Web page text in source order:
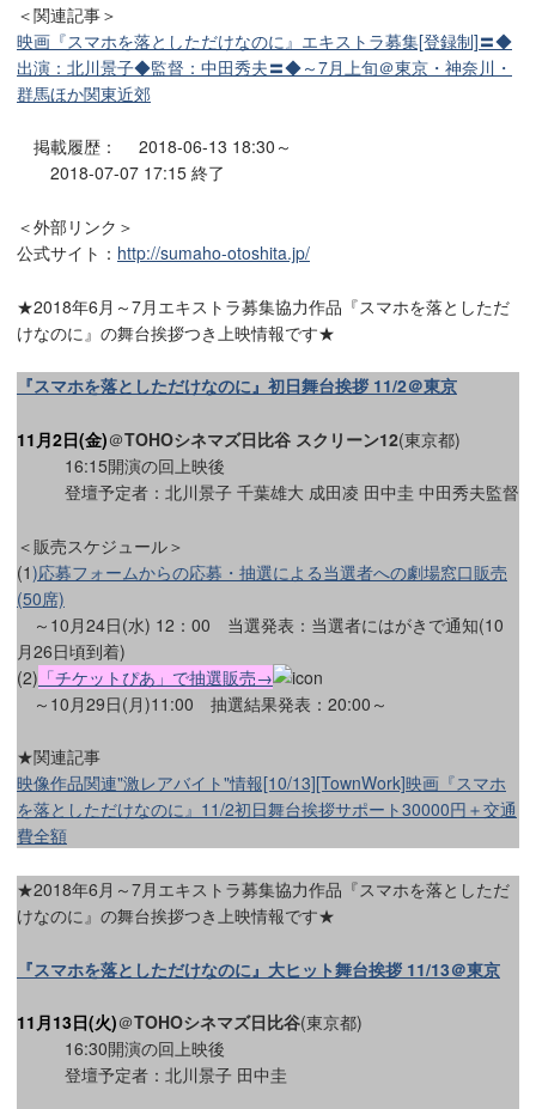
＜関連記事＞
映画『スマホを落としただけなのに』エキストラ募集[登録制]〓◆
出演：北川景子◆監督：中田秀夫〓◆～7月上旬＠東京・神奈川・
群馬ほか関東近郊
掲載履歴： 2018-06-13 18:30～
2018-07-07 17:15 終了
＜外部リンク＞
公式サイト： http://sumaho-otoshita.jp/
★2018年6月～7月エキストラ募集協力作品『スマホを落としただ
けなのに』の舞台挨拶つき上映情報です★
『スマホを落としただけなのに』初日舞台挨拶 11/2＠東京
11月2日(金)＠TOHOシネマズ日比谷 スクリーン12(東京都)
16:15開演の回上映後
登壇予定者：北川景子 千葉雄大 成田凌 田中圭 中田秀夫監督
＜販売スケジュール＞
(1)応募フォームからの応募・抽選による当選者への劇場窓口販売
(50席)
～10月24日(水) 12：00 当選発表：当選者にはがきで通知(10
月26日頃到着)
(2) 「チケットぴあ」で抽選販売→
～10月29日(月)11:00 抽選結果発表：20:00～
★関連記事
映像作品関連"激レアバイト"情報[10/13][TownWork]映画『スマホ
を落としただけなのに』11/2初日舞台挨拶サポート30000円＋交通
費全額
★2018年6月～7月エキストラ募集協力作品『スマホを落としただ
けなのに』の舞台挨拶つき上映情報です★
『スマホを落としただけなのに』大ヒット舞台挨拶 11/13＠東京
11月13日(火)＠TOHOシネマズ日比谷(東京都)
16:30開演の回上映後
登壇予定者：北川景子 田中圭